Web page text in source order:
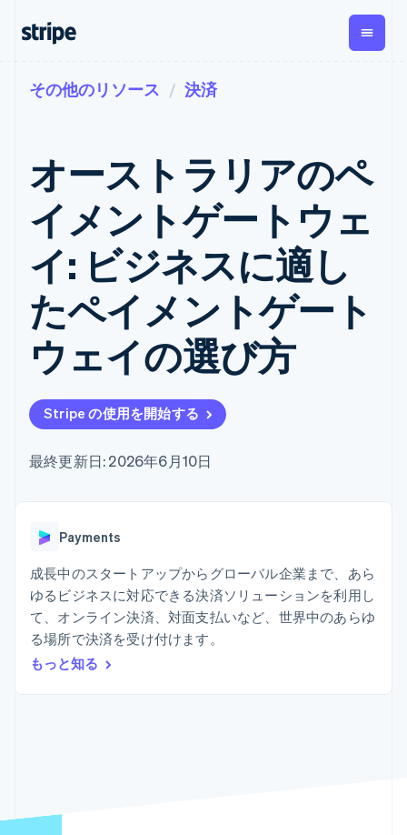
支払い
オンライン決
済
Managed
Payments
マーチャント
オブレコード
ソリューショ
Payment links
コーディング
不要の決済ペ
ージ
Checkout
構築済み決済
UI
Elements
ポーネント
決済手段
済手段を利用
Boost
決済成功率の
最適化
Link
スピーディー
な決済
収益
経常収益
Metronome
従量課金
サブスクリ
プション
サブスクリ
プションの
管理
Invoicing
1 回限りまた
は継続
Tax
消費税と
VAT の自動
Recognition
自動化
データの同
期
Global
Payouts
第三者
への入
金
ットプ
イス
その他
スタートアップの企業設立
企業規模別
ユースケース別
エージェンティックコマ
ース
E コマース / ECサイト
埋込型金融
請求・財務関連
グローバルビジネス
アプリ内決済
マーケットプレイス
プラットフォーム
SaaS
ゲーム
ホスピタリティ、旅行、
レジャー
保険
メディアおよびエンター
テインメント
ビス
ドキュメント
ライブラリと SDK
Stripe Apps
ガイド
オンライン決済を受け付
け
構築済みの決済を実装
プラットフォームまたは
マーケットプレイスを構
築する
理
従量課金請求を提供
のカードを発行
エージェントによるサー
と管理
リソース
アプリへの導入
コードサンプル
開発者のブログ
学ぶ
ガイド
サポート
サポートに問い合わせる
管理サポートプラン
プロフェッショナルサー
ビス
会社
製品ロードマップ
レンス
ニュースルーム
お問い合わせ
営業にお問い合わせ
パートナーになる
その他のリソース 決済
オーストラリアのペ
イメントゲートウェ
イ: ビジネスに適し
たペイメントゲート
ウェイの選び方
Stripe の使用を開始する
最終更新日: 2026年6月10日
Payments
成長中のスタートアップからグローバル企業まで、あら
ゆるビジネスに対応できる決済ソリューションを利用し
て、オンライン決済、対面支払いなど、世界中のあらゆ
る場所で決済を受け付けます。
もっと知る